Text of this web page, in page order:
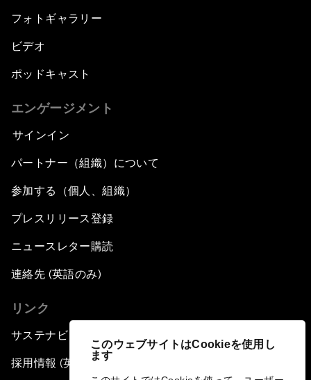
このウェブサイトはCookieを使用し
ます
フォトギャラリー
ビデオ
ポッドキャスト
エンゲージメント
サインイン
パートナー（組織）について
参加する（個人、組織）
プレスリリース登録
ニュースレター購読
連絡先 (英語のみ)
リンク
サステナビリティへの取り組み
採用情報 (英語のみ)